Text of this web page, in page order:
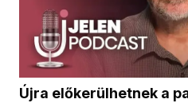
Újra előkerülhetnek a